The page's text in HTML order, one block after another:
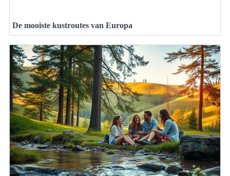
De mooiste kustroutes van Europa